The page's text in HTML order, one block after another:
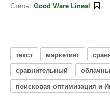
Стиль: Good Ware Lineal
текст маркетинг
сравнительный
поисковая оптимизация и